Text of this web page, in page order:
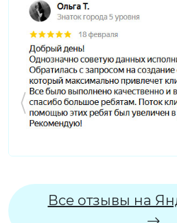
Все отзывы на